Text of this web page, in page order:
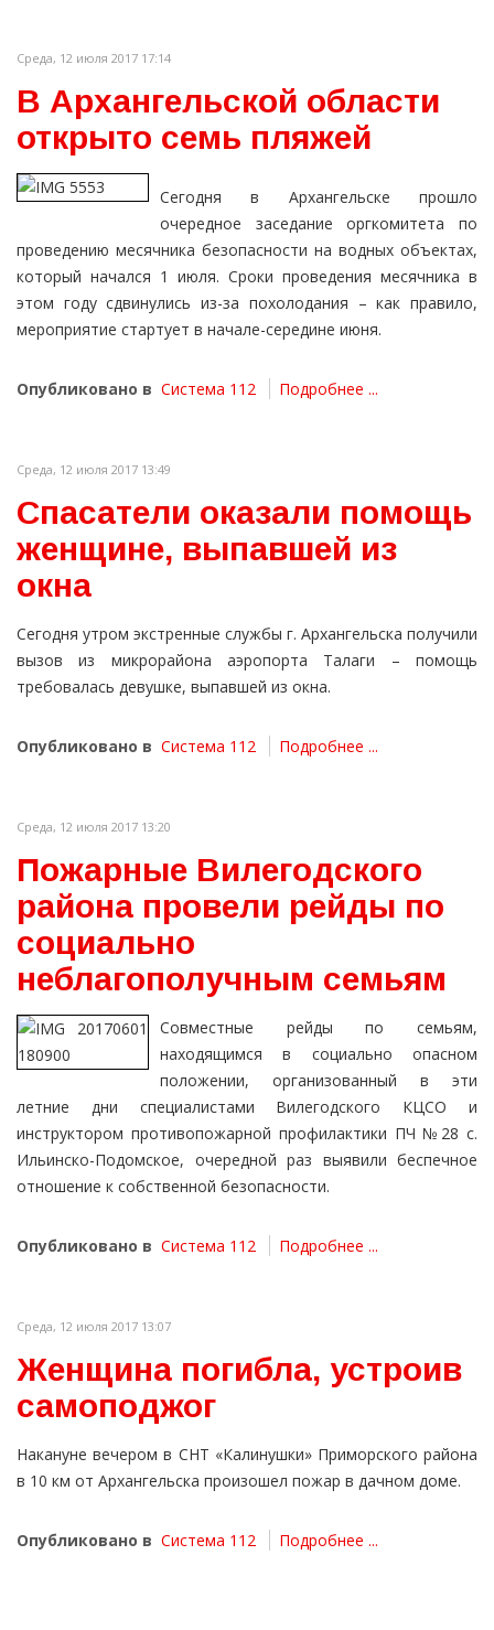
Среда, 12 июля 2017 17:14
В Архангельской области
открыто семь пляжей
Сегодня в Архангельске прошло
очередное заседание оргкомитета по
проведению месячника безопасности на водных объектах,
который начался 1 июля. Сроки проведения месячника в
этом году сдвинулись из-за похолодания – как правило,
мероприятие стартует в начале-середине июня.
Опубликовано в Система 112 Подробнее ...
Среда, 12 июля 2017 13:49
Спасатели оказали помощь
женщине, выпавшей из
окна
Сегодня утром экстренные службы г. Архангельска получили
вызов из микрорайона аэропорта Талаги – помощь
требовалась девушке, выпавшей из окна.
Опубликовано в Система 112 Подробнее ...
Среда, 12 июля 2017 13:20
Пожарные Вилегодского
района провели рейды по
социально
неблагополучным семьям
Совместные рейды по семьям,
находящимся в социально опасном
положении, организованный в эти
летние дни специалистами Вилегодского КЦСО и
инструктором противопожарной профилактики ПЧ №28 с.
Ильинско-Подомское, очередной раз выявили беспечное
отношение к собственной безопасности.
Опубликовано в Система 112 Подробнее ...
Среда, 12 июля 2017 13:07
Женщина погибла, устроив
самоподжог
Накануне вечером в СНТ «Калинушки» Приморского района
в 10 км от Архангельска произошел пожар в дачном доме.
Опубликовано в Система 112 Подробнее ...